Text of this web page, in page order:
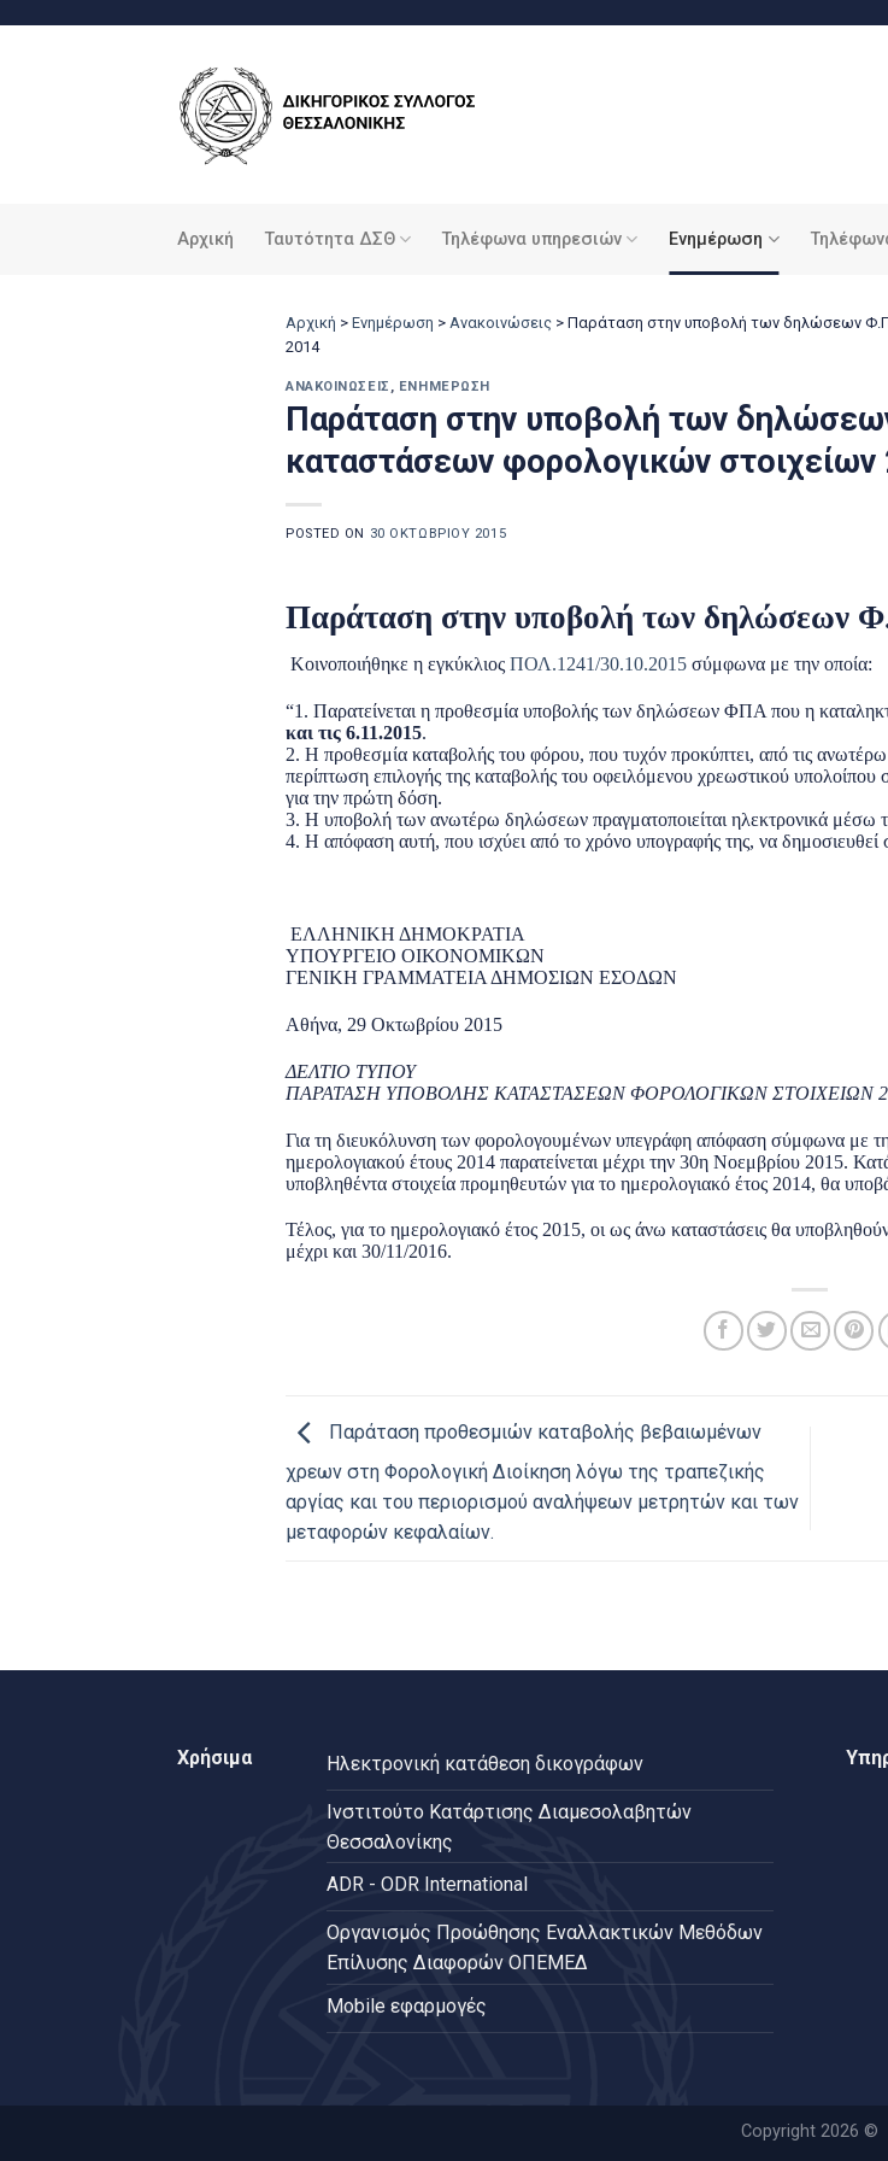
Αρχική Ταυτότητα ΔΣΘ Τηλέφωνα υπηρεσιών Ενημέρωση
Αρχική > Ενημέρωση > Ανακοινώσεις > Παράταση στην υποβολή των δηλώσεων
2014
ΑΝΑΚΟΙΝΏΣΕΙΣ , ΕΝΗΜΈΡΩΣΗ
Παράταση στην υποβολή των
καταστάσεων φορολογικών στοιχείων
POSTED ON 30 ΟΚΤΩΒΡΊΟΥ 2015
Παράταση στην υποβολή των δηλώσεων
Κοινοποιήθηκε η εγκύκλιος ΠΟΛ.1241/30.10.2015 σύμφωνα με την οποία:
“1. Παρατείνεται η προθεσμία υποβολής των δηλώσεων ΦΠΑ που η
και τις 6.11.2015.
2. Η προθεσμία καταβολής του φόρου, που τυχόν προκύπτει, από τις ανωτέρω
περίπτωση επιλογής της καταβολής του οφειλόμενου χρεωστικού
για την πρώτη δόση.
3. Η υποβολή των ανωτέρω δηλώσεων πραγματοποιείται ηλεκτρονικά μέσω
4. Η απόφαση αυτή, που ισχύει από το χρόνο υπογραφής της, να
ΕΛΛΗΝΙΚΗ ΔΗΜΟΚΡΑΤΙΑ
ΥΠΟΥΡΓΕΙΟ ΟΙΚΟΝΟΜΙΚΩΝ
ΓΕΝΙΚΗ ΓΡΑΜΜΑΤΕΙΑ ΔΗΜΟΣΙΩΝ ΕΣΟΔΩΝ
Αθήνα, 29 Οκτωβρίου 2015
ΔΕΛΤΙΟ ΤΥΠΟΥ
ΠΑΡΑΤΑΣΗ ΥΠΟΒΟΛΗΣ ΚΑΤΑΣΤΑΣΕΩΝ ΦΟΡΟΛΟΓΙΚΩΝ ΣΤΟΙΧΕΙΩΝ
Για τη διευκόλυνση των φορολογουμένων υπεγράφη απόφαση σύμφωνα με
ημερολογιακού έτους 2014 παρατείνεται μέχρι την 30η Νοεμβρίου 2015.
υποβληθέντα στοιχεία προμηθευτών για το ημερολογιακό έτος 2014, θα
Τέλος, για το ημερολογιακό έτος 2015, οι ως άνω καταστάσεις θα
μέχρι και 30/11/2016.
Παράταση προθεσμιών καταβολής βεβαιωμένων
χρεων στη Φορολογική Διοίκηση λόγω της τραπεζικής
αργίας και του περιορισμού αναλήψεων μετρητών και των
μεταφορών κεφαλαίων.
Χρήσιμα Ηλεκτρονική κατάθεση δικογράφων
Ινστιτούτο Κατάρτισης Διαμεσολαβητών
Θεσσαλονίκης
ADR - ODR International
Oργανισμός Προώθησης Εναλλακτικών Μεθόδων
Επίλυσης Διαφορών ΟΠΕΜΕΔ
Mobile εφαρμογές
Copyright 2026 ©